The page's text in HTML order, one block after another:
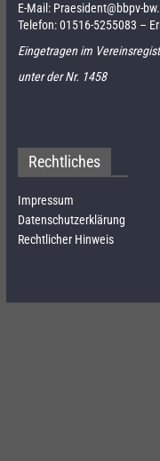
E-Mail: Praesident@bbpv-
Telefon:01516-5255083 –
Eingetragen im
unter der Nr. 1458
Rechtliches
Impressum
Datenschutzerklärung
Rechtlicher Hinweis